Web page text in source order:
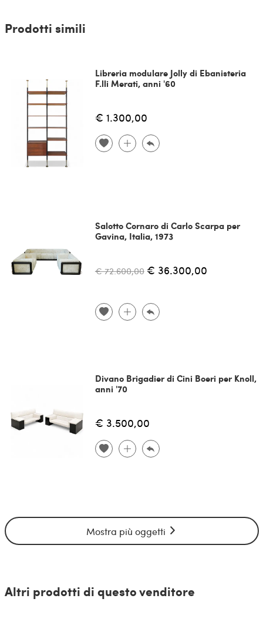
Prodotti simili
Libreria modulare Jolly di Ebanisteria
F.lli Merati, anni '60
€ 1.300,00
Salotto Cornaro di Carlo Scarpa per
Gavina, Italia, 1973
€ 72.600,00 € 36.300,00
Divano Brigadier di Cini Boeri per Knoll,
anni '70
€ 3.500,00
Mostra più oggetti
Altri prodotti di questo venditore